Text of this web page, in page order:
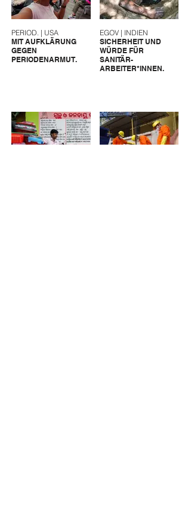
PERIOD. | USA
MIT AUFKLÄRUNG
GEGEN
PERIODENARMUT.
EGOV | INDIEN
SICHERHEIT UND
WÜRDE FÜR
SANITÄR-
ARBEITER*INNEN.